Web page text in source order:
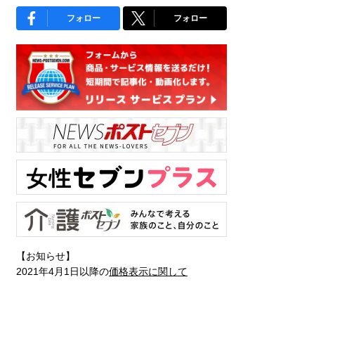
フォロー フォロー
【お知らせ】
2021年4月1日以降の価格表示に関して